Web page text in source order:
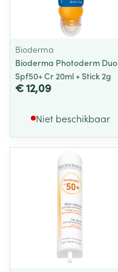
Bioderma
Bioderma Photoderm Duo
Spf50+ Cr 20ml + Stick 2g
€ 12,09
Niet beschikbaar